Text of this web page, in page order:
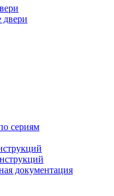
двери
сериям
документация